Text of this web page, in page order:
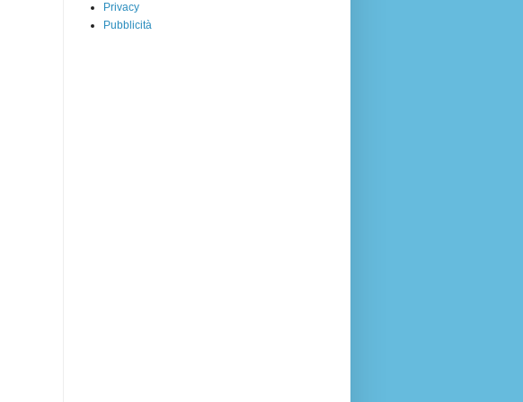
Privacy
Pubblicità